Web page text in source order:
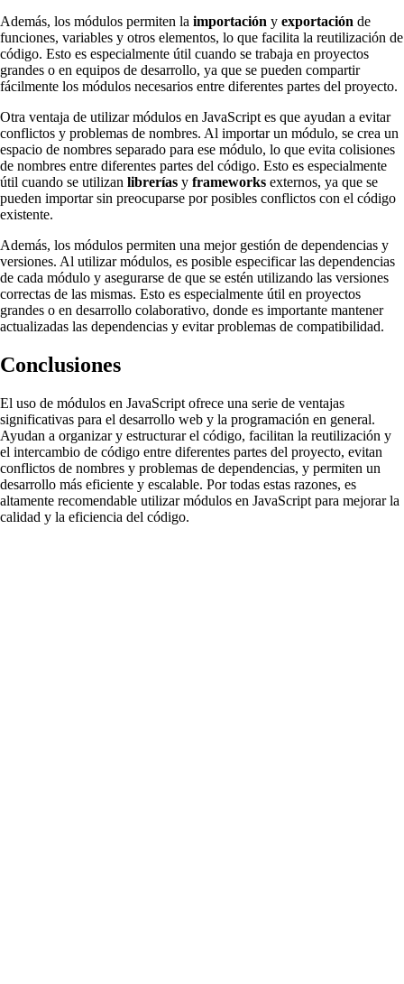
Además, los módulos permiten la importación y exportación de
funciones, variables y otros elementos, lo que facilita la reutilización de
código. Esto es especialmente útil cuando se trabaja en proyectos
grandes o en equipos de desarrollo, ya que se pueden compartir
fácilmente los módulos necesarios entre diferentes partes del proyecto.
Otra ventaja de utilizar módulos en JavaScript es que ayudan a evitar
conflictos y problemas de nombres. Al importar un módulo, se crea un
espacio de nombres separado para ese módulo, lo que evita colisiones
de nombres entre diferentes partes del código. Esto es especialmente
útil cuando se utilizan librerías y frameworks externos, ya que se
pueden importar sin preocuparse por posibles conflictos con el código
existente.
Además, los módulos permiten una mejor gestión de dependencias y
versiones. Al utilizar módulos, es posible especificar las dependencias
de cada módulo y asegurarse de que se estén utilizando las versiones
correctas de las mismas. Esto es especialmente útil en proyectos
grandes o en desarrollo colaborativo, donde es importante mantener
actualizadas las dependencias y evitar problemas de compatibilidad.
Conclusiones
El uso de módulos en JavaScript ofrece una serie de ventajas
significativas para el desarrollo web y la programación en general.
Ayudan a organizar y estructurar el código, facilitan la reutilización y
el intercambio de código entre diferentes partes del proyecto, evitan
conflictos de nombres y problemas de dependencias, y permiten un
desarrollo más eficiente y escalable. Por todas estas razones, es
altamente recomendable utilizar módulos en JavaScript para mejorar la
calidad y la eficiencia del código.